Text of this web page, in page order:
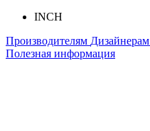
INCH
Производителям Дизайнерам
Полезная информация